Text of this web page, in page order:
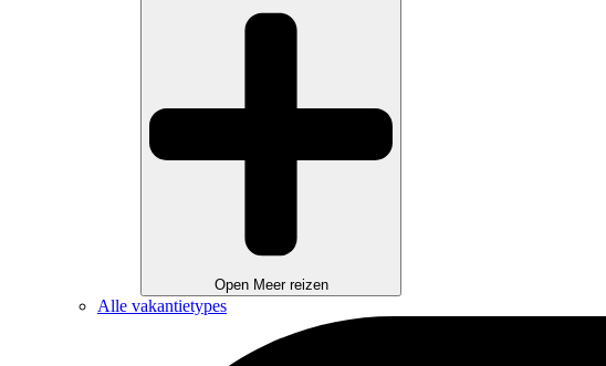
Open Meer reizen
Alle vakantietypes